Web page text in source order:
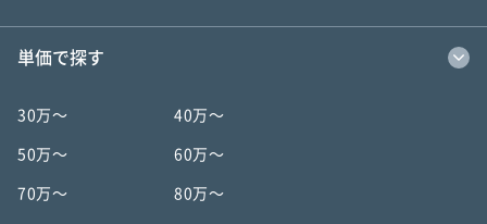
単価で探す
30万〜 40万〜
50万〜 60万〜
70万〜 80万〜